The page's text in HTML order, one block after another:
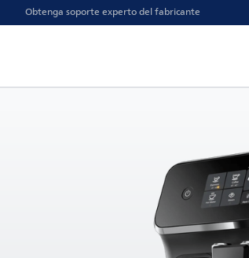
Obtenga soporte experto del fabricante